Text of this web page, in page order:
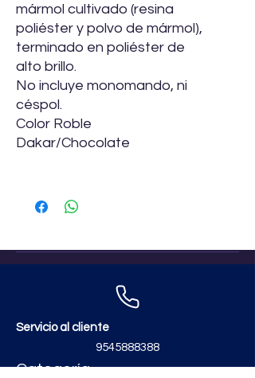
mármol cultivado (resina
poliéster y polvo de mármol),
terminado en poliéster de
alto brillo.
No incluye monomando, ni
céspol.
Color Roble
Dakar/Chocolate
Servicio al cliente
9545888388
Categoría